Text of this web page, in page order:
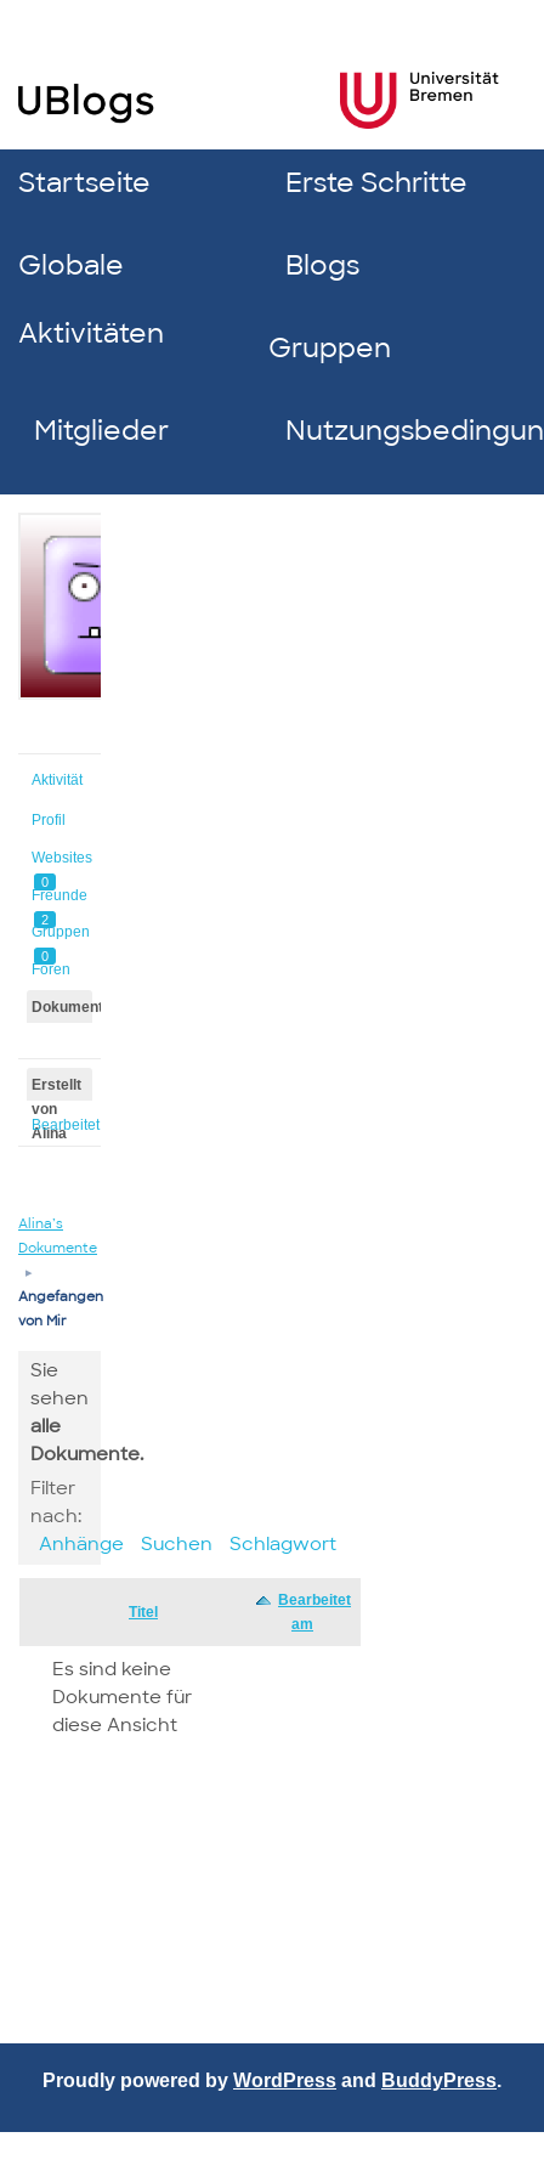
Startseite Erste Schritte
Globale
Aktivitäten
Blogs
Gruppen
Mitglieder
Aktivität
Profil
Websites
0
Freunde
2
Gruppen
0
Foren
Dokumente
Erstellt
von
Alina
Bearbeitet
Alina’s
Dokumente
▸
Angefangen
von Mir
Sie
sehen
alle
Dokumente.
Filter
nach:
Anhänge
Suchen Schlagwort
Titel
Bearbeitet
am
Es sind keine
Dokumente für
diese Ansicht
Proudly powered by WordPress and BuddyPress.